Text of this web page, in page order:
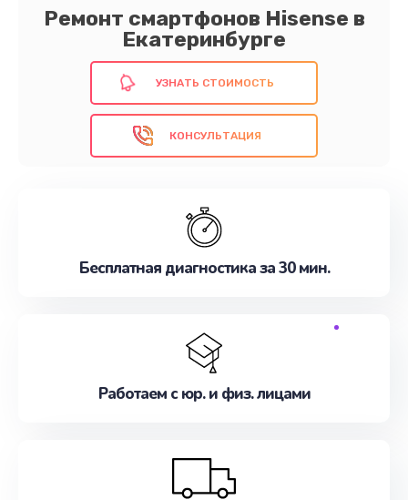
Ремонт смартфонов Hisense в
Екатеринбурге
оригинальных запчастей и современного
оборудования. Прозрачность процесса,
честные цены и гарантия на все услуги делают
нас выбором номер один для владельцев
телефонов Hisense.
УЗНАТЬ СТОИМОСТЬ
КОНСУЛЬТАЦИЯ
Бесплатная диагностика за 30 мин.
Работаем с юр. и физ. лицами